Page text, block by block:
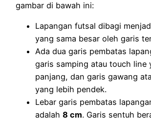
gambar di bawah ini:
Lapangan futsal dibagi
yang sama besar oleh garis
Ada dua garis pembatas
garis samping atau touch line
panjang, dan garis gawang
yang lebih pendek.
Lebar garis pembatas
adalah 8 cm. Garis sentuh